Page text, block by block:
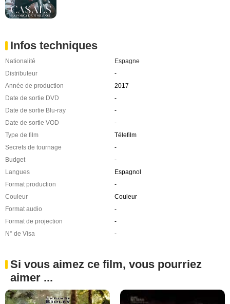
Infos techniques
Nationalité
Espagne
Distributeur
-
Année de production
2017
Date de sortie DVD
-
Date de sortie Blu-ray
-
Date de sortie VOD
-
Type de film
Télefilm
Secrets de tournage
-
Budget
-
Langues
Espagnol
Format production
-
Couleur
Couleur
Format audio
-
Format de projection
-
N° de Visa
-
Si vous aimez ce film, vous pourriez
aimer ...